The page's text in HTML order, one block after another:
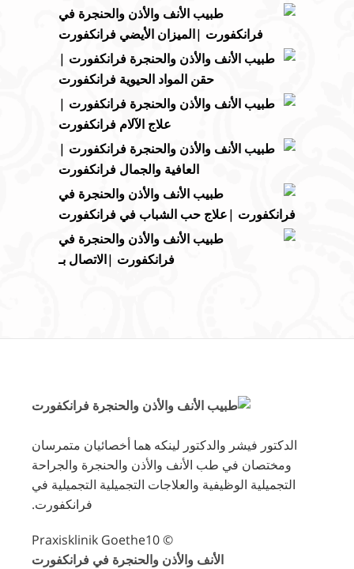
الدكتور فيشر والدكتور لينكه هما أخصائيان متمرسان
ومختصان في طب الأنف والأذن والحنجرة والجراحة
التجميلية الوظيفية والعلاجات التجميلية التجميلية في
فرانكفورت.
© Praxisklinik Goethe10
الأنف والأذن والحنجرة في فرانكفورت